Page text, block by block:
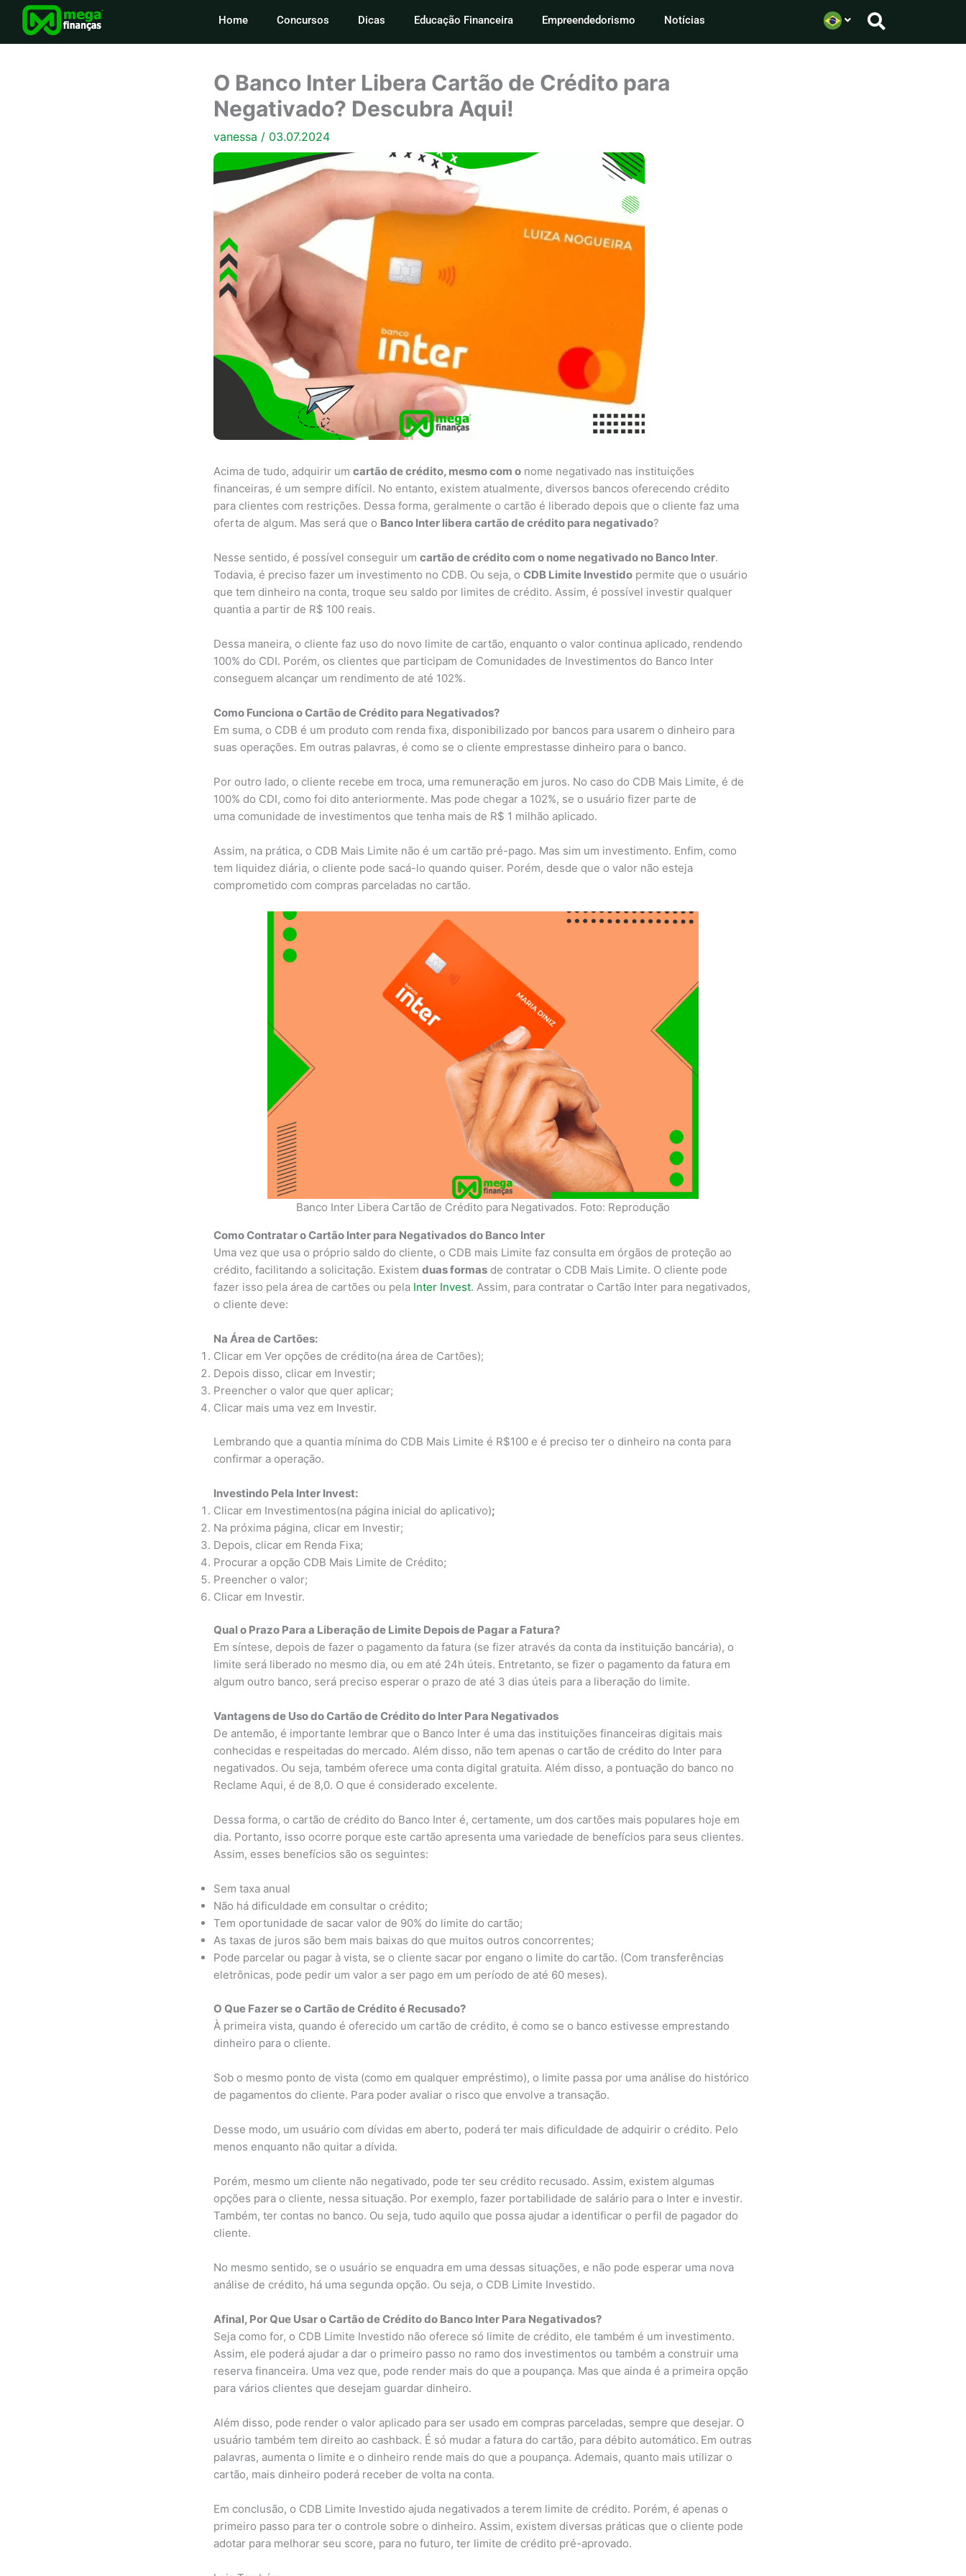
o
Home Concursos Dicas Educação Financeira Empreendedorismo Notícias
O Banco Inter Libera Cartão de Crédito para
Negativado? Descubra Aqui!
vanessa / 03.07.2024
Acima de tudo, adquirir um cartão de crédito, mesmo com o nome negativado nas instituições
financeiras, é um sempre difícil. No entanto, existem atualmente, diversos bancos oferecendo crédito
para clientes com restrições. Dessa forma, geralmente o cartão é liberado depois que o cliente faz uma
oferta de algum. Mas será que o Banco Inter libera cartão de crédito para negativado?
Nesse sentido, é possível conseguir um cartão de crédito com o nome negativado no Banco Inter.
Todavia, é preciso fazer um investimento no CDB. Ou seja, o CDB Limite Investido permite que o usuário
que tem dinheiro na conta, troque seu saldo por limites de crédito. Assim, é possível investir qualquer
quantia a partir de R$ 100 reais.
Dessa maneira, o cliente faz uso do novo limite de cartão, enquanto o valor continua aplicado, rendendo
100% do CDI. Porém, os clientes que participam de Comunidades de Investimentos do Banco Inter
conseguem alcançar um rendimento de até 102%.
Como Funciona o Cartão de Crédito para Negativados?
Em suma, o CDB é um produto com renda fixa, disponibilizado por bancos para usarem o dinheiro para
suas operações. Em outras palavras, é como se o cliente emprestasse dinheiro para o banco.
Por outro lado, o cliente recebe em troca, uma remuneração em juros. No caso do CDB Mais Limite, é de
100% do CDI, como foi dito anteriormente. Mas pode chegar a 102%, se o usuário fizer parte de
uma comunidade de investimentos que tenha mais de R$ 1 milhão aplicado.
Assim, na prática, o CDB Mais Limite não é um cartão pré-pago. Mas sim um investimento. Enfim, como
tem liquidez diária, o cliente pode sacá-lo quando quiser. Porém, desde que o valor não esteja
comprometido com compras parceladas no cartão.
Banco Inter Libera Cartão de Crédito para Negativados. Foto: Reprodução
Como Contratar o Cartão Inter para Negativados do Banco Inter
Uma vez que usa o próprio saldo do cliente, o CDB mais Limite faz consulta em órgãos de proteção ao
crédito, facilitando a solicitação. Existem duas formas de contratar o CDB Mais Limite. O cliente pode
fazer isso pela área de cartões ou pela Inter Invest. Assim, para contratar o Cartão Inter para negativados,
o cliente deve:
Na Área de Cartões:
Clicar em Ver opções de crédito(na área de Cartões);
Depois disso, clicar em Investir;
Preencher o valor que quer aplicar;
Clicar mais uma vez em Investir.
Lembrando que a quantia mínima do CDB Mais Limite é R$100 e é preciso ter o dinheiro na conta para
confirmar a operação.
Investindo Pela Inter Invest:
Clicar em Investimentos(na página inicial do aplicativo);
Na próxima página, clicar em Investir;
Depois, clicar em Renda Fixa;
Procurar a opção CDB Mais Limite de Crédito;
Preencher o valor;
Clicar em Investir.
Qual o Prazo Para a Liberação de Limite Depois de Pagar a Fatura?
Em síntese, depois de fazer o pagamento da fatura (se fizer através da conta da instituição bancária), o
limite será liberado no mesmo dia, ou em até 24h úteis. Entretanto, se fizer o pagamento da fatura em
algum outro banco, será preciso esperar o prazo de até 3 dias úteis para a liberação do limite.
Vantagens de Uso do Cartão de Crédito do Inter Para Negativados
De antemão, é importante lembrar que o Banco Inter é uma das instituições financeiras digitais mais
conhecidas e respeitadas do mercado. Além disso, não tem apenas o cartão de crédito do Inter para
negativados. Ou seja, também oferece uma conta digital gratuita. Além disso, a pontuação do banco no
Reclame Aqui, é de 8,0. O que é considerado excelente.
Dessa forma, o cartão de crédito do Banco Inter é, certamente, um dos cartões mais populares hoje em
dia. Portanto, isso ocorre porque este cartão apresenta uma variedade de benefícios para seus clientes.
Assim, esses benefícios são os seguintes:
Sem taxa anual
Não há dificuldade em consultar o crédito;
Tem oportunidade de sacar valor de 90% do limite do cartão;
As taxas de juros são bem mais baixas do que muitos outros concorrentes;
Pode parcelar ou pagar à vista, se o cliente sacar por engano o limite do cartão. (Com transferências
eletrônicas, pode pedir um valor a ser pago em um período de até 60 meses).
O Que Fazer se o Cartão de Crédito é Recusado?
À primeira vista, quando é oferecido um cartão de crédito, é como se o banco estivesse emprestando
dinheiro para o cliente.
Sob o mesmo ponto de vista (como em qualquer empréstimo), o limite passa por uma análise do histórico
de pagamentos do cliente. Para poder avaliar o risco que envolve a transação.
Desse modo, um usuário com dívidas em aberto, poderá ter mais dificuldade de adquirir o crédito. Pelo
menos enquanto não quitar a dívida.
Porém, mesmo um cliente não negativado, pode ter seu crédito recusado. Assim, existem algumas
opções para o cliente, nessa situação. Por exemplo, fazer portabilidade de salário para o Inter e investir.
Também, ter contas no banco. Ou seja, tudo aquilo que possa ajudar a identificar o perfil de pagador do
cliente.
No mesmo sentido, se o usuário se enquadra em uma dessas situações, e não pode esperar uma nova
análise de crédito, há uma segunda opção. Ou seja, o CDB Limite Investido.
Afinal, Por Que Usar o Cartão de Crédito do Banco Inter Para Negativados?
Seja como for, o CDB Limite Investido não oferece só limite de crédito, ele também é um investimento.
Assim, ele poderá ajudar a dar o primeiro passo no ramo dos investimentos ou também a construir uma
reserva financeira. Uma vez que, pode render mais do que a poupança. Mas que ainda é a primeira opção
para vários clientes que desejam guardar dinheiro.
Além disso, pode render o valor aplicado para ser usado em compras parceladas, sempre que desejar. O
usuário também tem direito ao cashback. É só mudar a fatura do cartão, para débito automático. Em outras
palavras, aumenta o limite e o dinheiro rende mais do que a poupança. Ademais, quanto mais utilizar o
cartão, mais dinheiro poderá receber de volta na conta.
Em conclusão, o CDB Limite Investido ajuda negativados a terem limite de crédito. Porém, é apenas o
primeiro passo para ter o controle sobre o dinheiro. Assim, existem diversas práticas que o cliente pode
adotar para melhorar seu score, para no futuro, ter limite de crédito pré-aprovado.